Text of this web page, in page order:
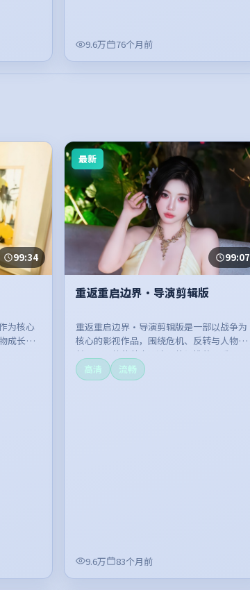
9.6万 76个月前
99:34
为核心
成长展
最新
99:07
重返重启边界·导演剪辑版
重返重启边界·导演剪辑版是一部以战争为
核心的影视作品，围绕危机、反转与人物成
长展开，整体节奏紧凑，值得推荐观看。
高清
流畅
9.6万 83个月前